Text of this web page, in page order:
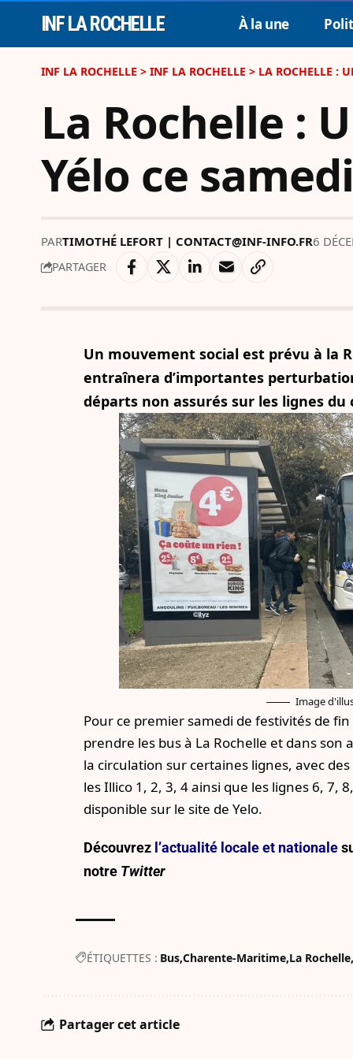
INF LA ROCHELLE À la une
INF LA ROCHELLE > INF LA ROCHELLE > LA ROCHELLE :
La Rochelle :
Yélo ce
PARTIMOTHÉ LEFORT | CONTACT@INF-INFO.FR6
PARTAGER
Un mouvement social est prévu à la
entraînera d’importantes
départs non assurés sur les lignes du
Image
Pour ce premier samedi de festivités de
prendre les bus à La Rochelle et dans
la circulation sur certaines lignes, avec
les Illico 1, 2, 3, 4 ainsi que les lignes 6, 7,
disponible sur lesite de Yelo.
Découvrez l’actualité locale et nationale
notre Twitter
ÉTIQUETTES : Bus Charente-Maritime La Rochelle
Partager cet article